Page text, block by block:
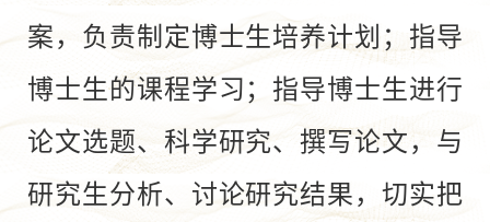
案，负责制定博士生培养计划；指导
博士生的课程学习；指导博士生进行
论文选题、科学研究、撰写论文，与
研究生分析、讨论研究结果，切实把